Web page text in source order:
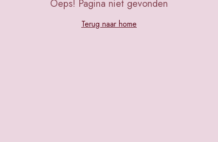
Oeps! Pagina niet gevonden
Terug naar home